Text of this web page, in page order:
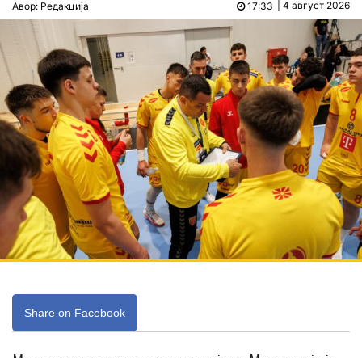
Авор: Редакција | 4 август 2026
17:33
Share on Facebook